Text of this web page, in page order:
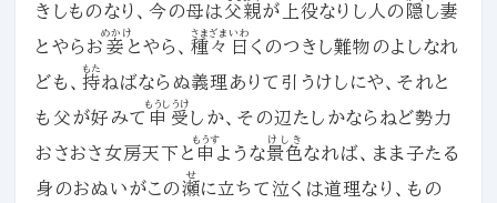
きしものなり、今の母は 父親が上役なりし人の 隠し妻
とやらお 妾
めかけ
とやら、 種々
さまざま
曰
いわ
くのつきし難物のよしなれ
ども、持
もた
ねばならぬ義理ありて引うけしにや、それと
も父が好みて 申
もうし
受
うけ
しか、その辺たしかならねど勢力
おさおさ女房天下と 申
もうす
ような景色
けしき
なれば、まま子たる
身のおぬいがこの瀬
せ
に立ちて泣くは道理なり、もの